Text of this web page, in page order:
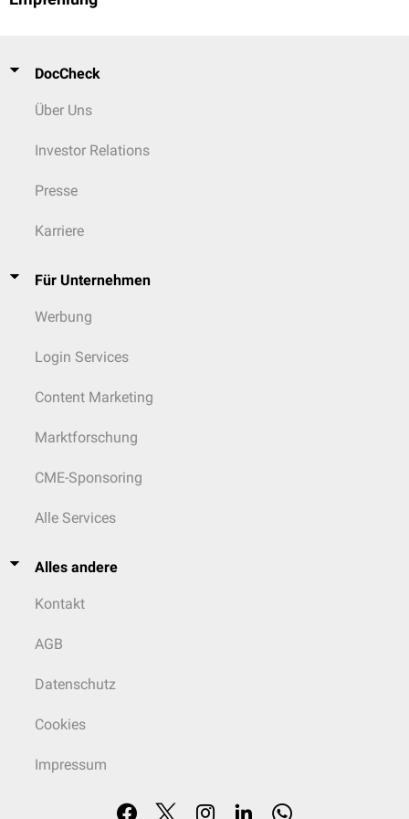
DocCheck
Über Uns
Investor Relations
Presse
Karriere
Für Unternehmen
Werbung
Login Services
Content Marketing
Marktforschung
CME-Sponsoring
Alle Services
Alles andere
Kontakt
AGB
Datenschutz
Cookies
Impressum